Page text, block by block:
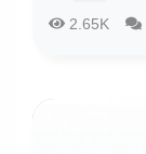
2.65K